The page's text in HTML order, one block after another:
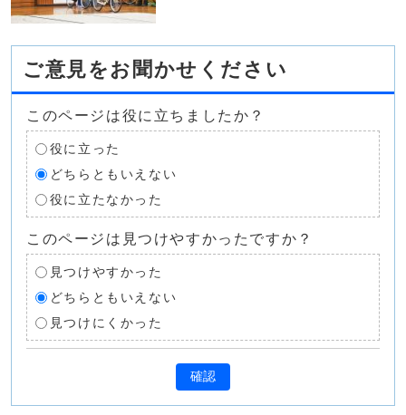
ご意見をお聞かせください
このページは役に立ちましたか？
役に立った
どちらともいえない
役に立たなかった
このページは見つけやすかったですか？
見つけやすかった
どちらともいえない
見つけにくかった
確認